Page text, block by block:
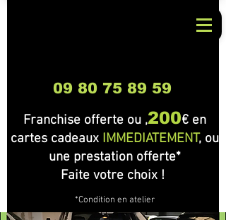
09 80 75 89 59
Franchise offerte ou ,200€ en
cartes cadeaux IMMEDIATEMENT, ou
une prestation offerte*
Faite votre choix !
*Condition en atelier